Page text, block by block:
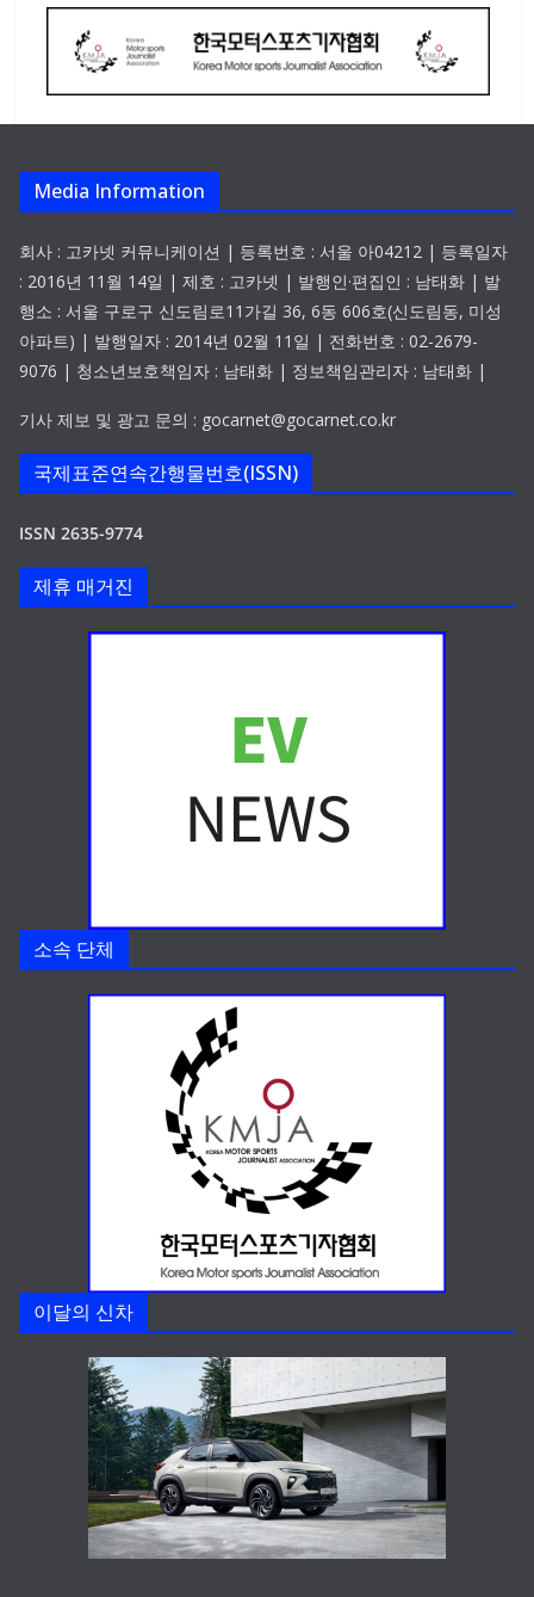
Media Information
회사 : 고카넷 커뮤니케이션 | 등록번호 : 서울 아04212 | 등록일자
: 2016년 11월 14일 | 제호 : 고카넷 | 발행인·편집인 : 남태화 | 발
행소 : 서울 구로구 신도림로11가길 36, 6동 606호(신도림동, 미성
아파트) | 발행일자 : 2014년 02월 11일 | 전화번호 : 02-2679-
9076 | 청소년보호책임자 : 남태화 | 정보책임관리자 : 남태화 |
기사 제보 및 광고 문의 : gocarnet@gocarnet.co.kr
국제표준연속간행물번호(ISSN)
ISSN 2635-9774
제휴 매거진
소속 단체
이달의 신차